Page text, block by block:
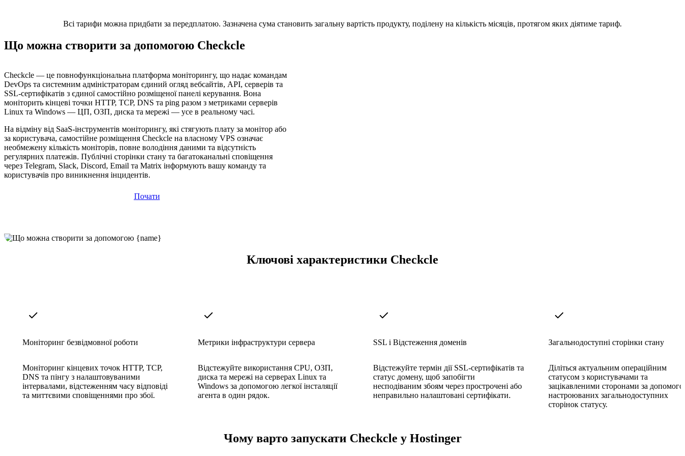
Всі тарифи можна придбати за передплатою. Зазначена сума становить загальну вартість продукту, поділену на кількість місяців, протягом яких діятиме тариф.
Що можна створити за допомогою Checkcle
Checkcle — це повнофункціональна платформа моніторингу, що надає командам
DevOps та системним адміністраторам єдиний огляд вебсайтів, API, серверів та
SSL-сертифікатів з єдиної самостійно розміщеної панелі керування. Вона
моніторить кінцеві точки HTTP, TCP, DNS та ping разом з метриками серверів
Linux та Windows — ЦП, ОЗП, диска та мережі — усе в реальному часі.
На відміну від SaaS-інструментів моніторингу, які стягують плату за монітор або
за користувача, самостійне розміщення Checkcle на власному VPS означає
необмежену кількість моніторів, повне володіння даними та відсутність
регулярних платежів. Публічні сторінки стану та багатоканальні сповіщення
через Telegram, Slack, Discord, Email та Matrix інформують вашу команду та
користувачів про виникнення інцидентів.
Почати
Ключові характеристики Checkcle
Моніторинг безвідмовної роботи
Моніторинг кінцевих точок HTTP, TCP,
DNS та пінгу з налаштовуваними
інтервалами, відстеженням часу відповіді
та миттєвими сповіщеннями про збої.
Метрики інфраструктури сервера
Відстежуйте використання CPU, ОЗП,
диска та мережі на серверах Linux та
Windows за допомогою легкої інсталяції
агента в один рядок.
SSL і Відстеження доменів
Відстежуйте термін дії SSL-сертифікатів та
статус домену, щоб запобігти
несподіваним збоям через прострочені або
неправильно налаштовані сертифікати.
Загальнодоступні сторінки стану
Діліться актуальним операційним
статусом з користувачами та
зацікавленими сторонами за
настроюваних загальнодоступних
сторінок статусу.
Чому варто запускати Checkcle у Hostinger